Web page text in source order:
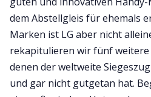
dem Abstellgleis für ehemals
Marken ist LG aber nicht
rekapitulieren wir fünf
denen der weltweite
und gar nicht gutgetan hat.